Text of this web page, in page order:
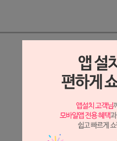
상세정보
상세 정보를
※ 필독해
장미는 시세 변동에 따라